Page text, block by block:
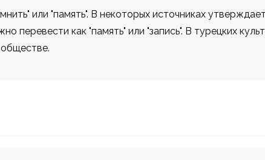
или "память". В некоторых источниках
перевести как "память" или "запись". В турецких